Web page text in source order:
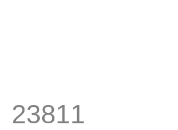
23811